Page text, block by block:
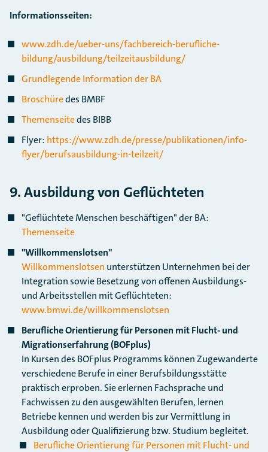
Informationsseiten:
www.zdh.de/ueber-uns/fachbereich-berufliche-
bildung/ausbildung/teilzeitausbildung/
Grundlegende Information der BA
Broschüredes BMBF
Themenseitedes BIBB
Flyer: https://www.zdh.de/presse/publikationen/info-
flyer/berufsausbildung-in-teilzeit/
9. Ausbildung von Geflüchteten
"Geflüchtete Menschen beschäftigen" der BA:
Themenseite
"Willkommenslotsen"
Willkommenslotsen unterstützen Unternehmen bei der
Integration sowie Besetzung von offenen Ausbildungs-
und Arbeitsstellen mit Geflüchteten:
www.bmwi.de/willkommenslotsen
Berufliche Orientierung für Personen mit Flucht- und
Migrationserfahrung (BOFplus)
In Kursen des BOFplus Programms können Zugewanderte
verschiedene Berufe in einer Berufsbildungsstätte
praktisch erproben. Sie erlernen Fachsprache und
Fachwissen zu den ausgewählten Berufen, lernen
Betriebe kennen und werden bis zur Vermittlung in
Ausbildung oder Qualifizierung bzw. Studium begleitet.
Berufliche Orientierung für Personen mit Flucht- und